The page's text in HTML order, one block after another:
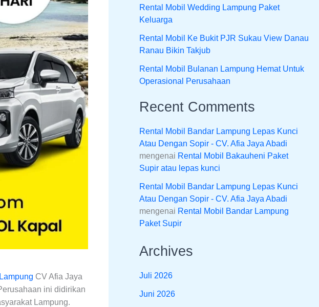
CV Afia Jaya
ini didirikan
Lampung.
Rental Mobil Wedding Lampung Paket
Keluarga
Rental Mobil Ke Bukit PJR Sukau View Danau
Ranau Bikin Takjub
Rental Mobil Bulanan Lampung Hemat Untuk
Operasional Perusahaan
Recent Comments
Rental Mobil Bandar Lampung Lepas Kunci
Atau Dengan Sopir - CV. Afia Jaya Abadi
mengenai Rental Mobil Bakauheni Paket
Supir atau lepas kunci
Rental Mobil Bandar Lampung Lepas Kunci
Atau Dengan Sopir - CV. Afia Jaya Abadi
mengenai Rental Mobil Bandar Lampung
Paket Supir
Archives
Juli 2026
Juni 2026